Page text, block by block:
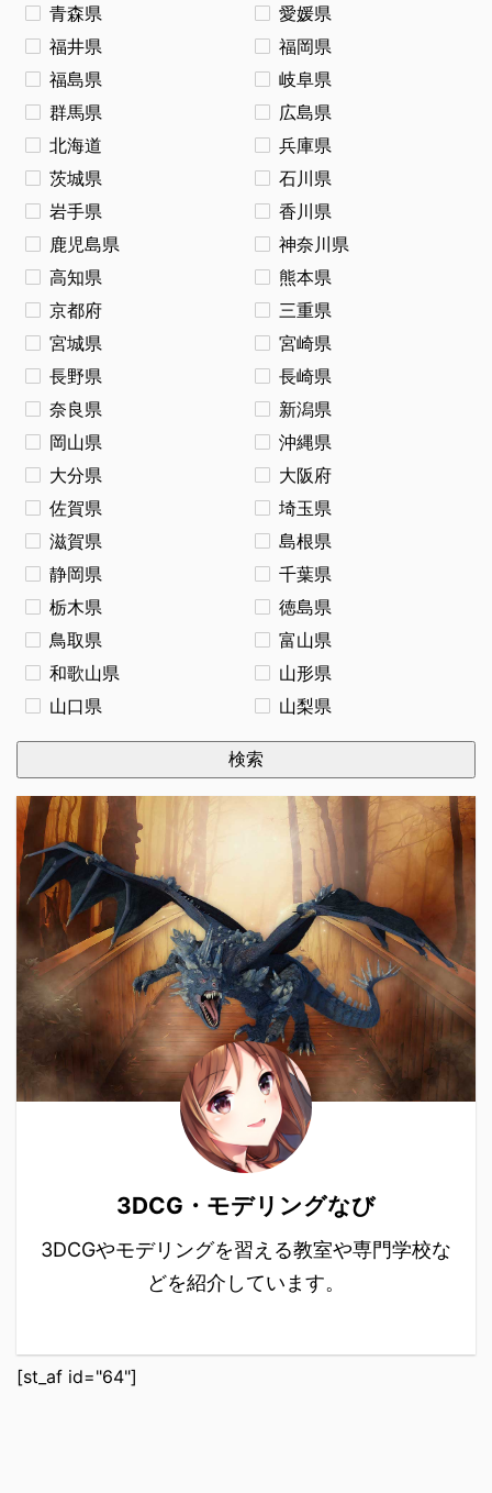
青森県
愛媛県
福井県
福岡県
福島県
岐阜県
群馬県
広島県
北海道
兵庫県
茨城県
石川県
岩手県
香川県
鹿児島県
神奈川県
高知県
熊本県
京都府
三重県
宮城県
宮崎県
長野県
長崎県
奈良県
新潟県
岡山県
沖縄県
大分県
大阪府
佐賀県
埼玉県
滋賀県
島根県
静岡県
千葉県
栃木県
徳島県
鳥取県
富山県
和歌山県
山形県
山口県
山梨県
検索
3DCG・モデリングなび
3DCGやモデリングを習える教室や専門学校な
どを紹介しています。
[st_af id="64"]